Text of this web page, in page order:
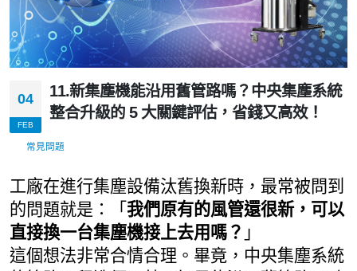
04
FEB
11.新集塵機能沿用舊管路嗎？中央集塵系統
整合升級的 5 大關鍵評估，省錢又高效！
常見問題
工廠在進行集塵設備汰舊換新時，最常被問到
的問題就是：「 我們原有的風管還很新，可以
直接換一台集塵機接上去用嗎？ 」
這個想法非常合情合理。畢竟，中央集塵系統